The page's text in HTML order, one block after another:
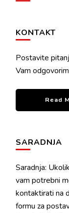
KONTAKT
Postavite
Vam
Read
SARADNJA
Saradnja:
vam potrebni
kontaktirati na
formu za